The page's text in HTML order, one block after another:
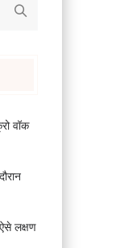
वॉक
लक्षण